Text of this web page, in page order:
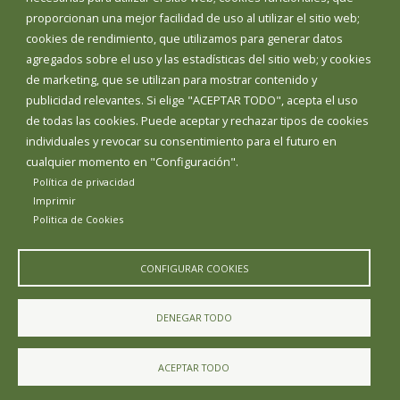
proporcionan una mejor facilidad de uso al utilizar el sitio web;
cookies de rendimiento, que utilizamos para generar datos
agregados sobre el uso y las estadísticas del sitio web; y cookies
de marketing, que se utilizan para mostrar contenido y
publicidad relevantes. Si elige "ACEPTAR TODO", acepta el uso
de todas las cookies. Puede aceptar y rechazar tipos de cookies
individuales y revocar su consentimiento para el futuro en
cualquier momento en "Configuración".
Política de privacidad
Imprimir
Politica de Cookies
CONFIGURAR COOKIES
DENEGAR TODO
ACEPTAR TODO
INICIAR SESIÓN
MAPA WEB
Diputación de Burgos